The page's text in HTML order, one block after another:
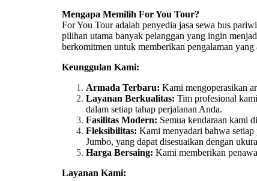
Mengapa Memilih For You Tour?
For You Tour adalah penyedia jasa sewa bus
pilihan utama banyak pelanggan yang ingin
berkomitmen untuk memberikan pengalaman
Keunggulan Kami:
Armada Terbaru: Kami mengoperasikan
Layanan Berkualitas: Tim profesional
dalam setiap tahap perjalanan Anda.
Fasilitas Modern: Semua kendaraan kami
Fleksibilitas: Kami menyadari bahwa
Jumbo, yang dapat disesuaikan dengan
Harga Bersaing: Kami memberikan
Layanan Kami: